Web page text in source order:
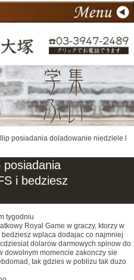
posiadania doladowanie niedziele l
posiadania
i bedziesz
tygodniu
Royal Game w graczy, ktorzy w
wplaca dodajac co najmniej
dolarow darmowych spinow do
dowolnym momencie zakonczy sie
tak gdzies w poblizu tak duzo